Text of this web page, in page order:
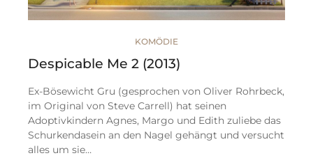
KOMÖDIE
Despicable Me 2 (2013)
Ex-Bösewicht Gru (gesprochen von Oliver Rohrbeck,
im Original von Steve Carrell) hat seinen
Adoptivkindern Agnes, Margo und Edith zuliebe das
Schurkendasein an den Nagel gehängt und versucht
alles um sie…